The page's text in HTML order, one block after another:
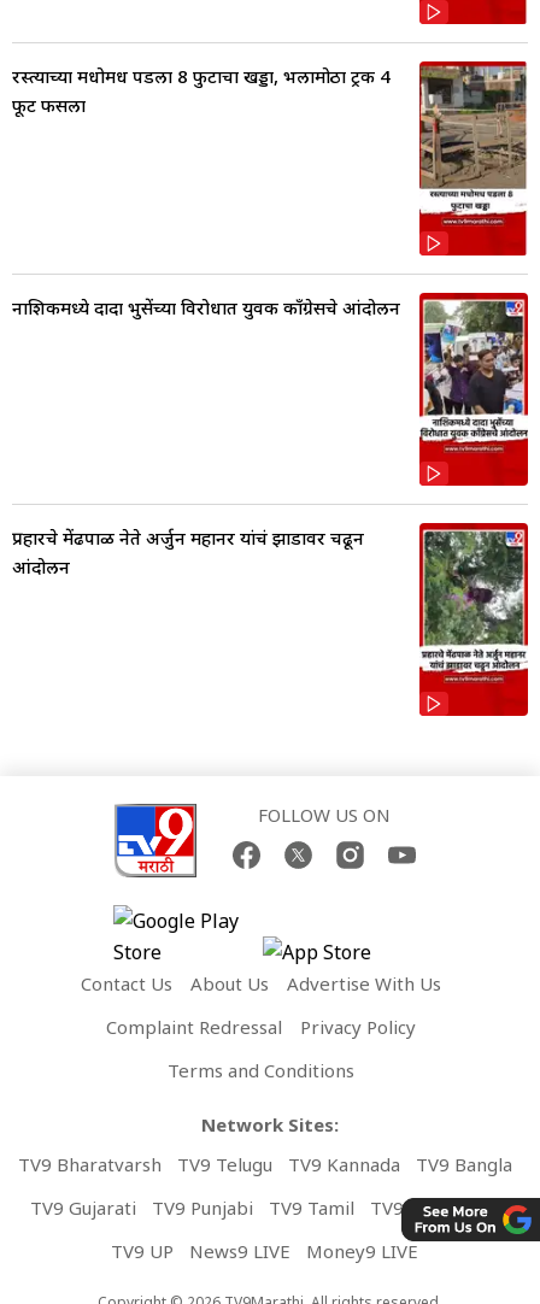
रस्त्याच्या मधोमध पडला 8 फुटाचा खड्डा, भलामोठा ट्रक 4
फूट फसला
नाशिकमध्ये दादा भुसेंच्या विरोधात युवक काँग्रेसचे आंदोलन
प्रहारचे मेंढपाळ नेते अर्जुन महानर यांचं झाडावर चढून
आंदोलन
FOLLOW US ON
Contact Us About Us
Advertise With Us
Complaint Redressal
Privacy Policy
Terms and Conditions
Network Sites:
TV9 Bharatvarsh
TV9 Telugu TV9 Kannada
TV9 Bangla
TV9 Gujarati
TV9 Punjabi TV9 Tamil
TV9 Malayalam
TV9 UP
News9 LIVE Money9 LIVE